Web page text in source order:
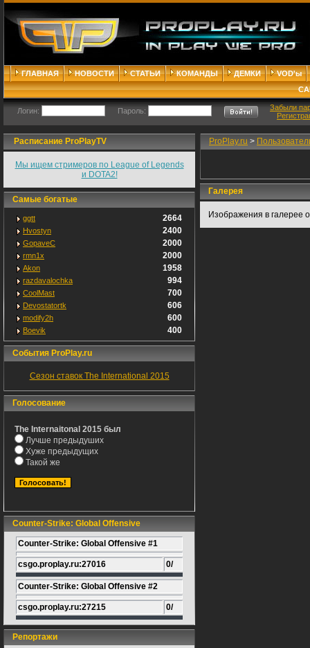
ГЛАВНАЯ НОВОСТИ СТАТЬИ КОМАНДЫ ДЕМКИ
VOD'ы
Логин: Пароль:
Забыли
Расписание ProPlayTV
Мы ищем стримеров по League of Legends
и DOTA2!
Самые богатые
ggtt 2664
Hvostyn 2400
GopaveC 2000
rmn1x 2000
Akon 1958
razdavalochka 994
CoolMast 700
Devostatortk 606
modify2h 600
Boevik 400
События ProPlay.ru
Сезон ставок The International 2015
Голосование
The Internaitonal 2015 был
Лучше предыдуших
Хуже предыдущих
Такой же
Counter-Strike: Global Offensive
Counter-Strike: Global Offensive #1
csgo.proplay.ru:27016 0/
Counter-Strike: Global Offensive #2
csgo.proplay.ru:27215 0/
Репортажи
ProPlay.ru >
Галерея
Изображения в галерее